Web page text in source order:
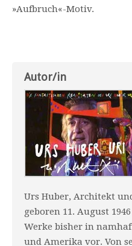
»Aufbruch«-Motiv.
Autor/in
Urs Huber, Architekt
geboren 11. August
Werke bisher in
und Amerika vor. Von